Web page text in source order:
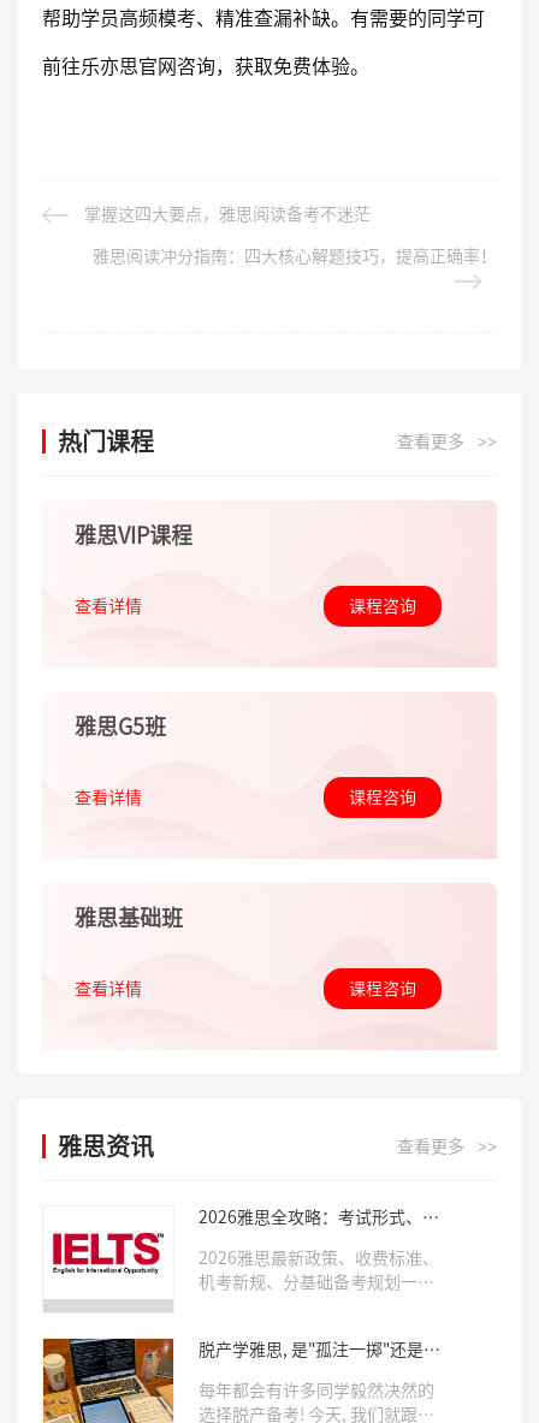
帮助学员高频模考、精准查漏补缺。有需要的同学可
前往乐亦思官网咨询，获取免费体验。
掌握这四大要点，雅思阅读备考不迷茫
雅思阅读冲分指南：四大核心解题技巧，提高正确率！
热门课程 查看更多 >>
雅思VIP课程
查看详情 课程咨询
雅思G5班
查看详情 课程咨询
雅思基础班
查看详情 课程咨询
雅思资讯 查看更多 >>
2026雅思全攻略：考试形式、费
2026雅思最新政策、收费标准、
机考新规、分基础备考规划一次
脱产学雅思, 是"孤注一掷"还是有
每年都会有许多同学毅然决然的
选择脱产备考! 今天, 我们就跟着